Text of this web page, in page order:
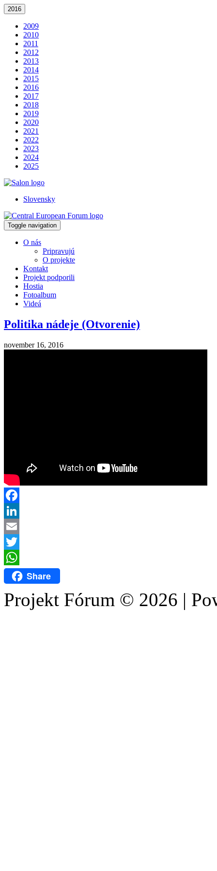
2016
2009
2010
2011
2012
2013
2014
2015
2016
2017
2018
2019
2020
2021
2022
2023
2024
2025
Slovensky
Toggle navigation
O nás
Pripravujú
O projekte
Kontakt
Projekt podporili
Hostia
Fotoalbum
Videá
Politika nádeje (Otvorenie)
november 16, 2016
Facebook
LinkedIn
Email
Twitter
WhatsAppShare
Projekt Fórum © 2026 |